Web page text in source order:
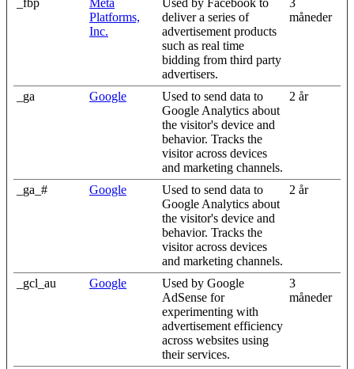
_fbp
Meta
Platforms,
Inc.
Used by Facebook to
deliver a series of
advertisement products
such as real time
bidding from third party
advertisers.
3
måneder
_ga Google
Used to send data to
Google Analytics about
the visitor's device and
behavior. Tracks the
visitor across devices
and marketing channels.
2 år
_ga_# Google
Used to send data to
Google Analytics about
the visitor's device and
behavior. Tracks the
visitor across devices
and marketing channels.
2 år
_gcl_au Google
Used by Google
AdSense for
experimenting with
advertisement efficiency
across websites using
their services.
3
måneder